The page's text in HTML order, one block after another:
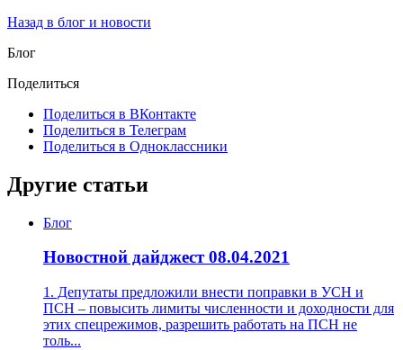
Назад в блог и новости
Блог
Поделиться
Поделиться в ВКонтакте
Поделиться в Телеграм
Поделиться в Одноклассники
Другие статьи
Блог
Новостной дайджест 08.04.2021
1. Депутаты предложили внести поправки в УСН и
ПСН – повысить лимиты численности и доходности для
этих спецрежимов, разрешить работать на ПСН не
толь...